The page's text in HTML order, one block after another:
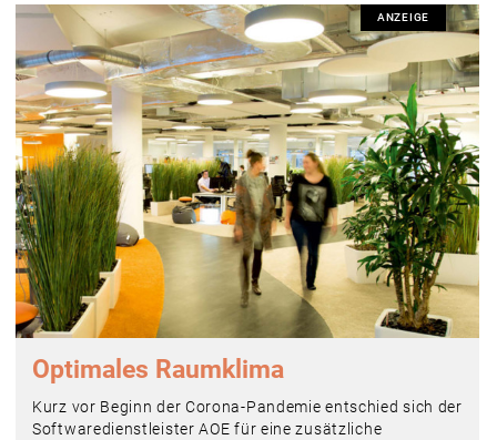
ANZEIGE
Optimales Raumklima
Kurz vor Beginn der Corona-Pandemie entschied sich der
Softwaredienstleister AOE für eine zusätzliche